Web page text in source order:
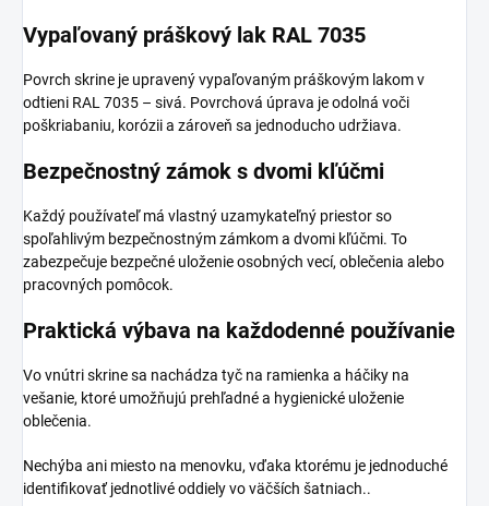
Vypaľovaný práškový lak RAL 7035
Povrch skrine je upravený vypaľovaným práškovým lakom v
odtieni RAL 7035 – sivá. Povrchová úprava je odolná voči
poškriabaniu, korózii a zároveň sa jednoducho udržiava.
Bezpečnostný zámok s dvomi kľúčmi
Každý používateľ má vlastný uzamykateľný priestor so
spoľahlivým bezpečnostným zámkom a dvomi kľúčmi. To
zabezpečuje bezpečné uloženie osobných vecí, oblečenia alebo
pracovných pomôcok.
Praktická výbava na každodenné používanie
Vo vnútri skrine sa nachádza tyč na ramienka a háčiky na
vešanie, ktoré umožňujú prehľadné a hygienické uloženie
oblečenia.
Nechýba ani miesto na menovku, vďaka ktorému je jednoduché
identifikovať jednotlivé oddiely vo väčších šatniach..